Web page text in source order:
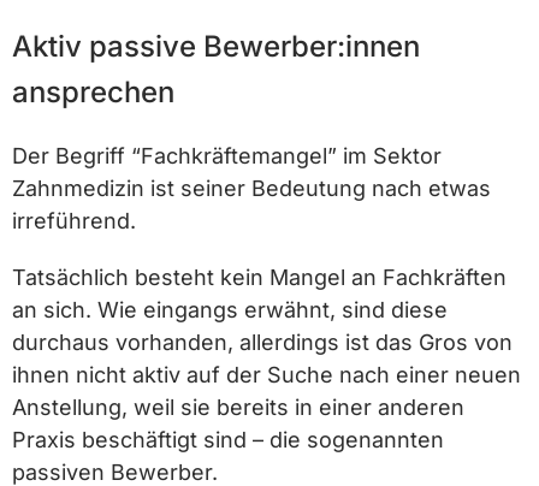
Aktiv passive Bewerber:innen
ansprechen
Der Begriff “Fachkräftemangel” im Sektor
Zahnmedizin ist seiner Bedeutung nach etwas
irreführend.
Tatsächlich besteht kein Mangel an Fachkräften
an sich. Wie eingangs erwähnt, sind diese
durchaus vorhanden, allerdings ist das Gros von
ihnen nicht aktiv auf der Suche nach einer neuen
Anstellung, weil sie bereits in einer anderen
Praxis beschäftigt sind – die sogenannten
passiven Bewerber.